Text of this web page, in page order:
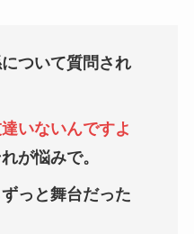
ついて質問され
いないんですよ
が悩みで。
っと舞台だった